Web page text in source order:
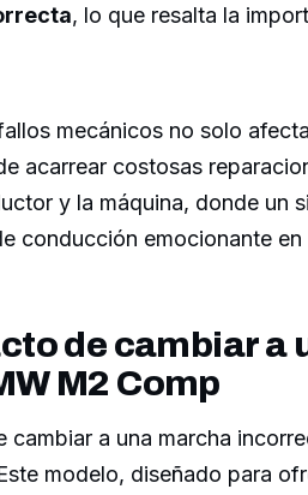
, lo que resalta la
mecánicos no solo
acarrear costosas
y la máquina, donde un
conducción emocionante
de cambiar
M2 Comp
cambiar a una marcha
modelo, diseñado para